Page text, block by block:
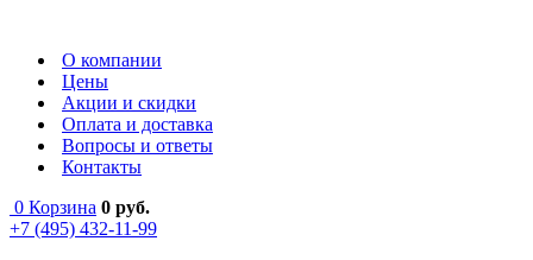
О компании
Цены
Акции и скидки
Оплата и доставка
Вопросы и ответы
Контакты
0 Корзина 0 руб.
+7 (495) 432-11-99